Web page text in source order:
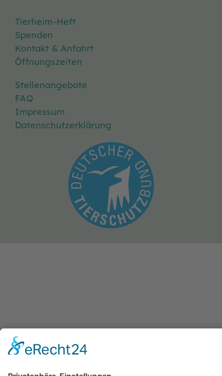
Tierheim-Heft
Spenden
Kontakt & Anfahrt
Öffnungszeiten
Stellenangebote
FAQ
Impressum
Datenschutzerklärung